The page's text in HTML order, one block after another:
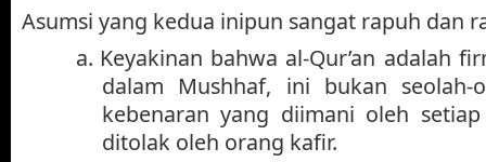
Asumsi yang kedua inipun sangat rapuh dan
a. Keyakinan bahwa al-Qur’an adalah
dalam Mushhaf, ini bukan seolah-
kebenaran yang diimani oleh
ditolak oleh orang kafir.